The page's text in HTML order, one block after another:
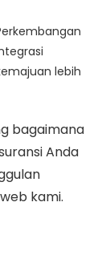
lebih
bagaimana
Anda
kami.